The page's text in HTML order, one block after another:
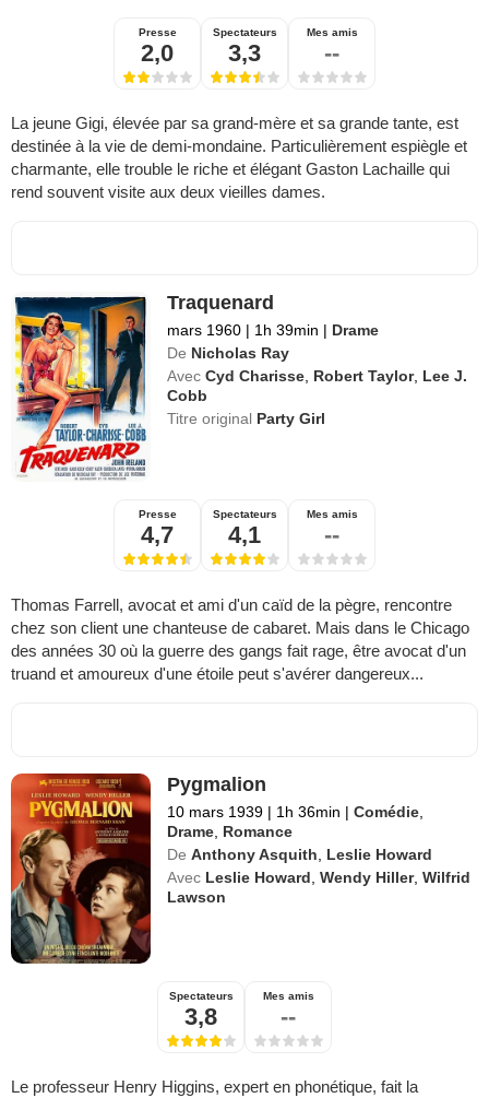
Presse
2,0
Spectateurs
3,3
Mes amis
--
La jeune Gigi, élevée par sa grand-mère et sa grande tante, est
destinée à la vie de demi-mondaine. Particulièrement espiègle et
charmante, elle trouble le riche et élégant Gaston Lachaille qui
rend souvent visite aux deux vieilles dames.
Traquenard
mars 1960 | 1h 39min | Drame
De Nicholas Ray
Avec Cyd Charisse Robert Taylor, Lee J.
Cobb
Titre original Party Girl
Presse
4,7
Spectateurs
4,1
Mes amis
--
Thomas Farrell, avocat et ami d'un caïd de la pègre, rencontre
chez son client une chanteuse de cabaret. Mais dans le Chicago
des années 30 où la guerre des gangs fait rage, être avocat d'un
truand et amoureux d'une étoile peut s'avérer dangereux...
Pygmalion
10 mars 1939 | 1h 36min | Comédie
Drame Romance
De Anthony Asquith
Leslie Howard
Avec Leslie Howard ,Wendy Hiller,Wilfrid
Lawson
Spectateurs
3,8
Mes amis
--
Le professeur Henry Higgins, expert en phonétique, fait la